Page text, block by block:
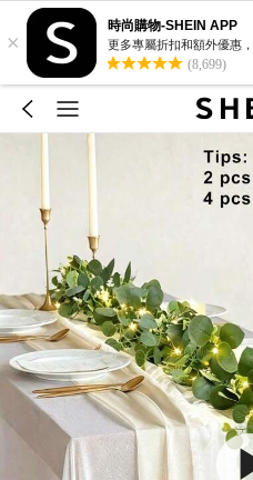
×
時尚購物-SHEIN APP
更多專屬折扣和額外優惠
(8,699)